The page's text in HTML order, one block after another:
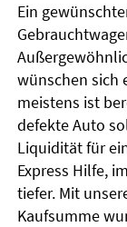
Ein
wünschen sich
meistens ist
defekte Auto
Liquidität für
Express Hilfe,
tiefer. Mit
Kaufsumme